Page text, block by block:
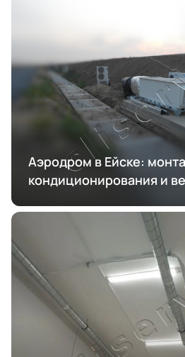
Аэродром в Ейске:
кондиционирования и